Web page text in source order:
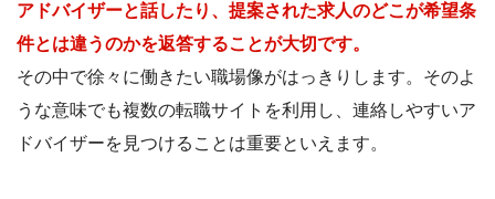
アドバイザーと話したり、提案された求人のどこが希望条
件とは違うのかを返答することが大切です。
その中で徐々に働きたい職場像がはっきりします。そのよ
うな意味でも複数の転職サイトを利用し、連絡しやすいア
ドバイザーを見つけることは重要といえます。